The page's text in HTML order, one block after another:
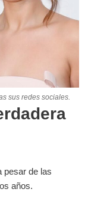
sus redes sociales.
pesar de las
años.